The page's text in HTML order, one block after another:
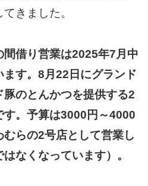
きました。
借り営業は2025年7月中
す。8月22日にグランド
のとんかつを提供する2
す。予算は3000円～4000
むらの2号店として営業し
なくなっています）。